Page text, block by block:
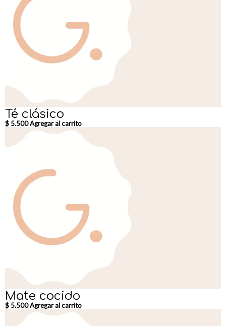
Té clásico
$ 5.500Agregar al carrito
Mate cocido
$ 5.500Agregar al carrito